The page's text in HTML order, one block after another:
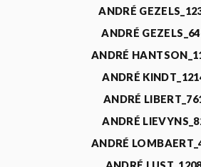
ANDRÉ
ANDRÉ
ANDRÉ
ANDRÉ
ANDRÉ
ANDRÉ
ANDRÉ